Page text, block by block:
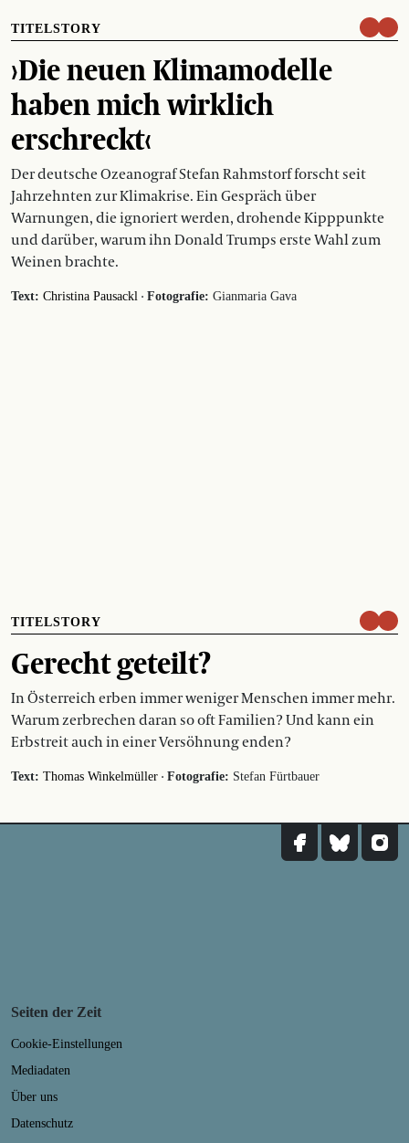
TITELSTORY
›Die neuen Klimamodelle
haben mich wirklich
erschreckt‹
Der deutsche Ozeanograf Stefan Rahmstorf forscht seit
Jahrzehnten zur Klimakrise. Ein Gespräch über
Warnungen, die ignoriert werden, drohende Kipppunkte
und darüber, warum ihn Donald Trumps erste Wahl zum
Weinen brachte.
Text: Christina Pausackl · Fotografie: Gianmaria Gava
TITELSTORY
Gerecht geteilt?
In Österreich erben immer weniger Menschen immer mehr.
Warum zerbrechen daran so oft Familien? Und kann ein
Erbstreit auch in einer Versöhnung enden?
Text: Thomas Winkelmüller · Fotografie: Stefan Fürtbauer
Seiten der Zeit
Cookie-Einstellungen
Mediadaten
Über uns
Datenschutz